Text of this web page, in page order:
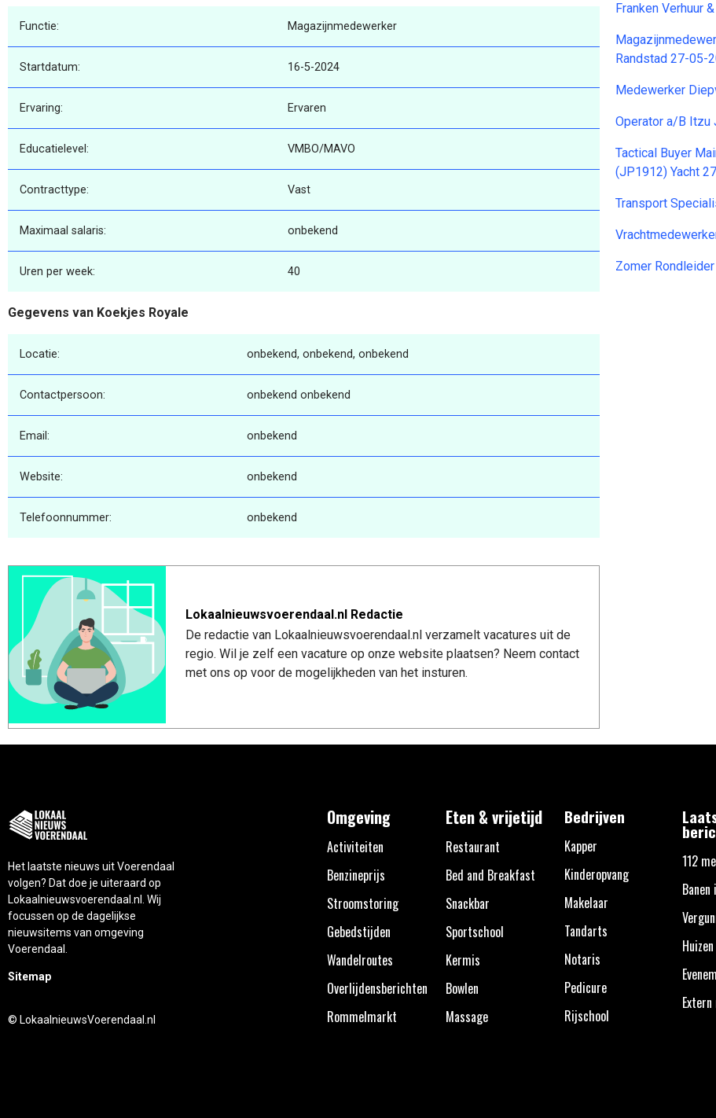
Functie: Magazijnmedewerker
Startdatum: 16-5-2024
Ervaring: Ervaren
Educatielevel: VMBO/MAVO
Contracttype: Vast
Maximaal salaris: onbekend
Uren per week: 40
Gegevens van Koekjes Royale
Locatie: onbekend, onbekend, onbekend
Contactpersoon: onbekend onbekend
Email: onbekend
Website: onbekend
Telefoonnummer: onbekend
Lokaalnieuwsvoerendaal.nl Redactie
De redactie van Lokaalnieuwsvoerendaal.nl verzamelt vacatures uit de
regio. Wil je zelf een vacature op onze website plaatsen? Neem contact
met ons op voor de mogelijkheden van het insturen.
Franken Verhuur
Randstad 27-05-
Medewerker
Operator a/B
Tactical Buyer
(JP1912) Yacht
Transport
Zomer
Het laatste nieuws uit Voerendaal
volgen? Dat doe je uiteraard op
Lokaalnieuwsvoerendaal.nl. Wij
focussen op de dagelijkse
nieuwsitems van omgeving
Voerendaal.
Sitemap
© LokaalnieuwsVoerendaal.nl
Omgeving
Activiteiten
Benzineprijs
Stroomstoring
Gebedstijden
Wandelroutes
Overlijdensberichten
Rommelmarkt
Eten & vrijetijd
Restaurant
Bed and Breakfast
Snackbar
Sportschool
Kermis
Bowlen
Massage
Bedrijven
Kapper
Kinderopvang
Makelaar
Tandarts
Notaris
Pedicure
Rijschool
112
Banen